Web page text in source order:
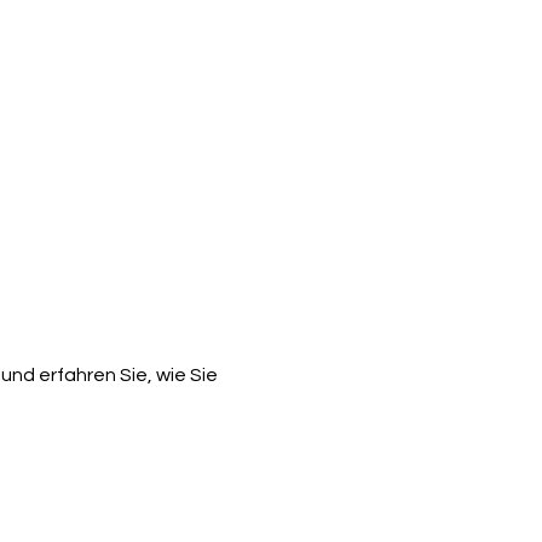
erfahren Sie, wie Sie